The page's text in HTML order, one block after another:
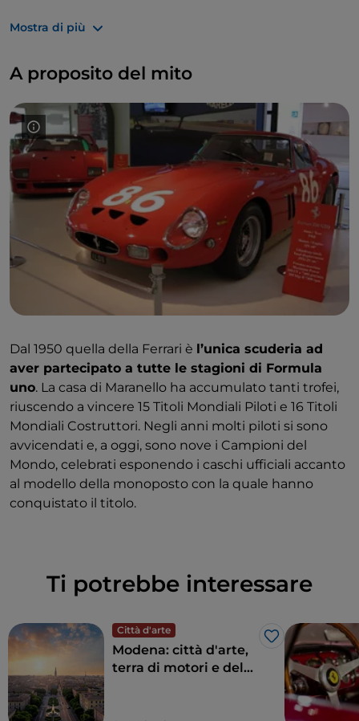
Mostra di più
A proposito del mito
Dal 1950 quella della Ferrari è l’unica scuderia ad
aver partecipato a tutte le stagioni di Formula
uno. La casa di Maranello ha accumulato tanti trofei,
riuscendo a vincere 15 Titoli Mondiali Piloti e 16 Titoli
Mondiali Costruttori. Negli anni molti piloti si sono
avvicendati e, a oggi, sono nove i Campioni del
Mondo, celebrati esponendo i caschi ufficiali accanto
al modello della monoposto con la quale hanno
conquistato il titolo.
Ti potrebbe interessare
Città d'arte
Like
Modena: città d'arte,
terra di motori e del